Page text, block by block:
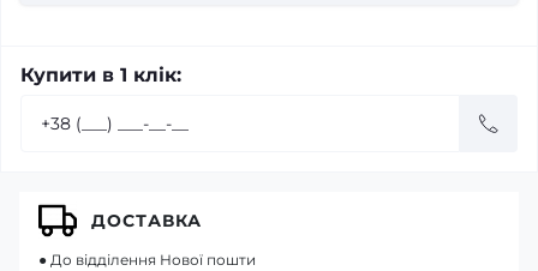
Купити в 1 клік:
ДОСТАВКА
● До відділення Нової пошти